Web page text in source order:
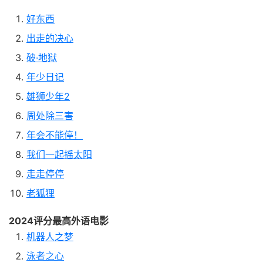
好东西
出走的决心
破·地狱
年少日记
雄狮少年2
周处除三害
年会不能停！
我们一起摇太阳
走走停停
老狐狸
2024评分最高外语电影
机器人之梦
泳者之心